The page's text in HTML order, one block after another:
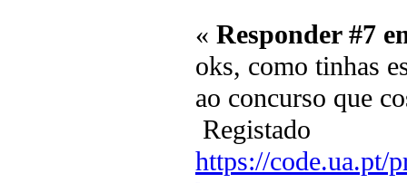
« Responder #7
oks, como tinhas
ao concurso que
Registado
https://code.ua.pt/